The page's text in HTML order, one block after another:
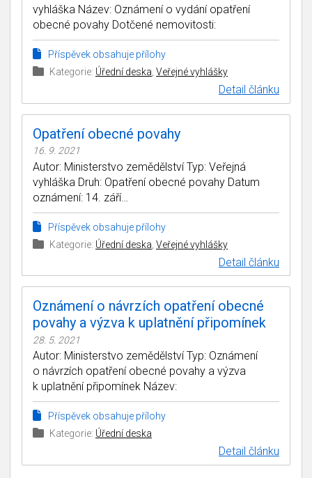
vyhláška Název: Oznámení o vydání opatření
obecné povahy Dotčené nemovitosti:
Příspěvek obsahuje přílohy
Kategorie: Úřední deska, Veřejné vyhlášky
Detail článku
Opatření obecné povahy
16. 9. 2021
Autor: Ministerstvo zemědělství Typ: Veřejná
vyhláška Druh: Opatření obecné povahy Datum
oznámení: 14. září…
Příspěvek obsahuje přílohy
Kategorie: Úřední deska Veřejné vyhlášky
Detail článku
Oznámení o návrzích opatření obecné
povahy a výzva k uplatnění připomínek
28. 5. 2021
Autor: Ministerstvo zemědělství Typ: Oznámení
o návrzích opatření obecné povahy a výzva
k uplatnění připomínek Název:
Příspěvek obsahuje přílohy
Kategorie: Úřední deska
Detail článku